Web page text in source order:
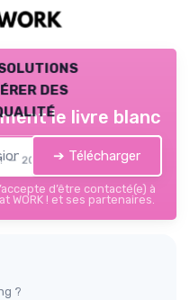
des
! — 2026
le livre blanc
➔ Télécharger
d’être contacté(e) à
WORK ! et ses partenaires.
?